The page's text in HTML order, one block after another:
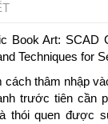
Book Art: SCAD
Techniques for
cách thâm nhập
trước tiên cần
thói quen được